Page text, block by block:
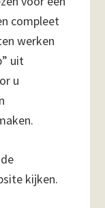
compleet
werken
uit
u
kijken.